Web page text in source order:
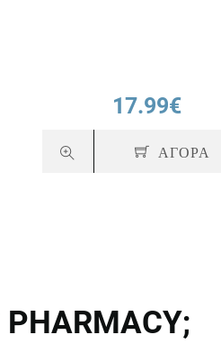
17.99€
ΑΓΟΡΑ
PHARMACY;